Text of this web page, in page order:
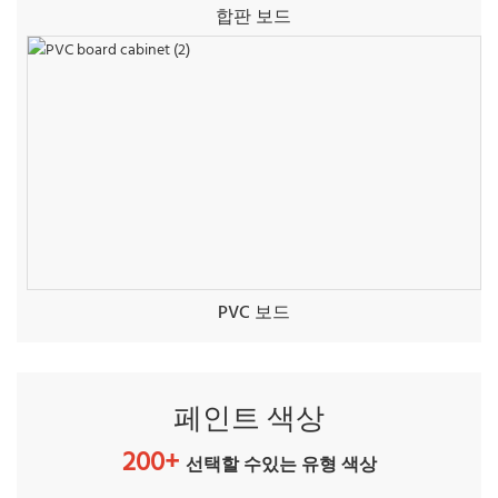
합판 보드
PVC 보드
페인트 색상
200+ 선택할 수있는 유형 색상